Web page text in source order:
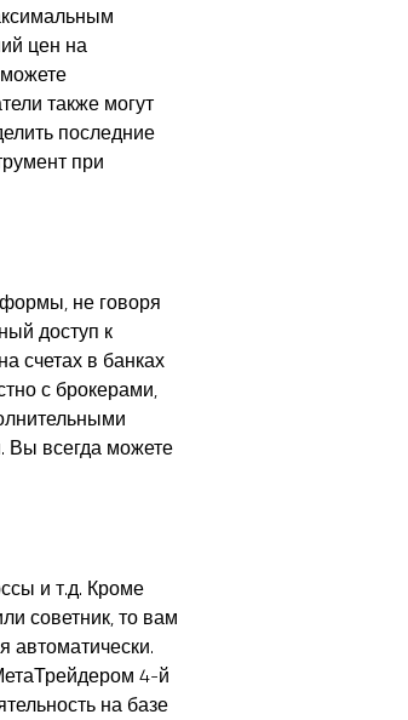
цен на
также могут
последние
при
не говоря
доступ к
счетах в банках
с брокерами,
Вы всегда можете
и т.д. Кроме
советник, то вам
автоматически.
4-й
на базе